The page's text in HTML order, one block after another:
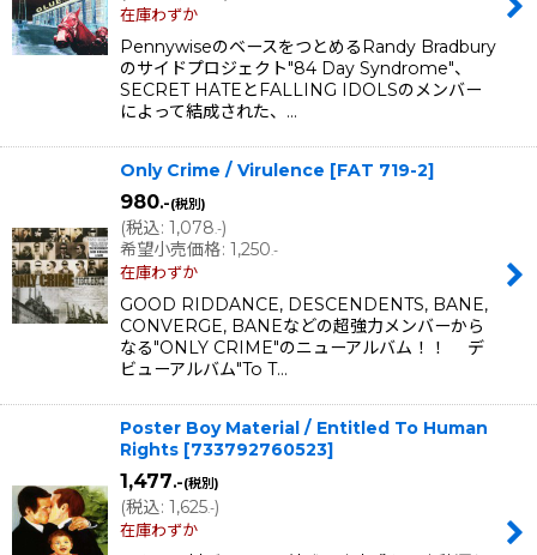
在庫わずか
PennywiseのベースをつとめるRandy Bradbury
のサイドプロジェクト"84 Day Syndrome"、
SECRET HATEとFALLING IDOLSのメンバー
によって結成された、…
Only Crime / Virulence [FAT 719-2]
980.-(税別)
(税込: 1,078.-)
希望小売価格: 1,250.-
在庫わずか
GOOD RIDDANCE, DESCENDENTS, BANE,
CONVERGE, BANEなどの超強力メンバーから
なる"ONLY CRIME"のニューアルバム！！ デ
ビューアルバム"To T…
Poster Boy Material / Entitled To Human
Rights [733792760523]
1,477.-(税別)
(税込: 1,625.-)
在庫わずか